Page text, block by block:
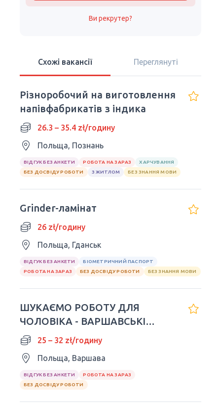
Ви рекрутер?
Схожі вакансії Переглянуті
Різноробочий на виготовлення
напівфабрикатів з індика
26.3 – 35.4 zł/годину
Польща, Познань
ВІДГУК БЕЗ АНКЕТИ РОБОТА НА ЗАРАЗ
ХАРЧУВАННЯ
БЕЗ ДОСВІДУ РОБОТИ
З ЖИТЛОМ БЕЗ ЗНАННЯ МОВИ
Grinder-ламінат
26 zł/годину
Польща, Гданськ
ВІДГУК БЕЗ АНКЕТИ
БІОМЕТРИЧНИЙ ПАСПОРТ
РОБОТА НА ЗАРАЗ
БЕЗ ДОСВІДУ РОБОТИ БЕЗ ЗНАННЯ МОВИ
ШУКАЄМО РОБОТУ ДЛЯ
ЧОЛОВІКА - ВАРШАВСЬКІ
ПРАВИЛА
25 – 32 zł/годину
Польща, Варшава
ВІДГУК БЕЗ АНКЕТИ
РОБОТА НА ЗАРАЗ
БЕЗ ДОСВІДУ РОБОТИ